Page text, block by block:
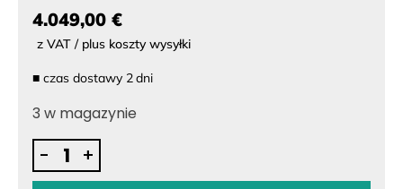
4.049,00 €
z VAT / plus koszty wysyłki
■ czas dostawy 2dni
3 w magazynie
ilość
Bateria
+
-